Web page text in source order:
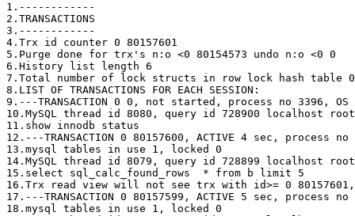
1.------------
2.TRANSACTIONS
3.------------
4.Trx id counter 0 80157601
5.Purge done for trx's n:o <0 80154573 undo n:o <0 0
6.History list length 6
7.Total number of lock structs in row lock hash table 0
8.LIST OF TRANSACTIONS FOR EACH SESSION:
9.---TRANSACTION 0 0, not started, process no 3396, OS
10.MySQL thread id 8080, query id 728900 localhost root
11.show innodb status
12.---TRANSACTION 0 80157600, ACTIVE 4 sec,
13.mysql tables in use 1, locked 0
14.MySQL thread id 8079, query id 728899 localhost
15.select sql_calc_found_rows  * from b limit 5
16.Trx read view will not see trx with id>= 0 80157601,
17.---TRANSACTION 0 80157599, ACTIVE 5 sec,
18.mysql tables in use 1, locked 0